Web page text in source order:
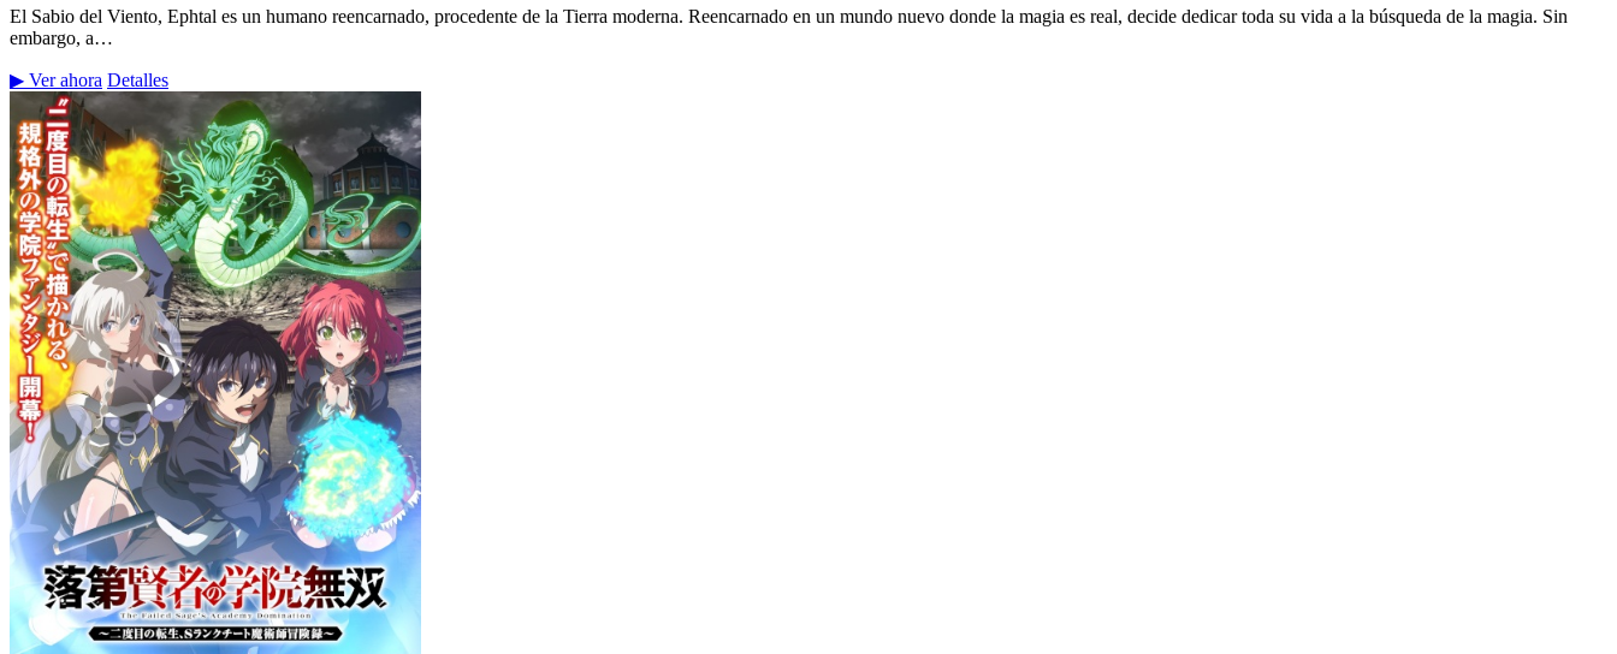
El Sabio del Viento, Ephtal es un humano reencarnado, procedente de la Tierra moderna. Reencarnado en un mundo nuevo donde la magia es real, decide dedicar toda su vida a la búsqueda de la magia. Sin
embargo, a…
▶ Ver ahora Detalles